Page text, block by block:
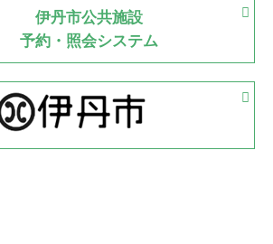
ボール大会が開催
ドミントン競技の部
伊丹市公共施設
予約・照会システム